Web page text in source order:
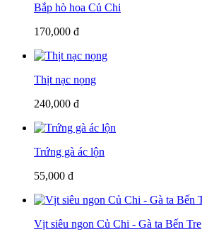
Bắp hò hoa Củ Chi
170,000 đ
Thịt nạc nọng
240,000 đ
Trứng gà ác lộn
55,000 đ
Vịt siêu ngon Củ Chi - Gà ta Bến Tre